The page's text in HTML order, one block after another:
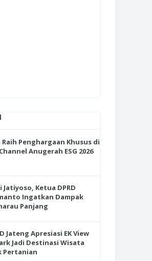
Raih Penghargaan Khusus di
Anugerah ESG 2026
Jatiyoso, Ketua DPRD
Ingatkan Dampak
Panjang
Jateng Apresiasi EK View
Jadi Destinasi Wisata
Pertanian